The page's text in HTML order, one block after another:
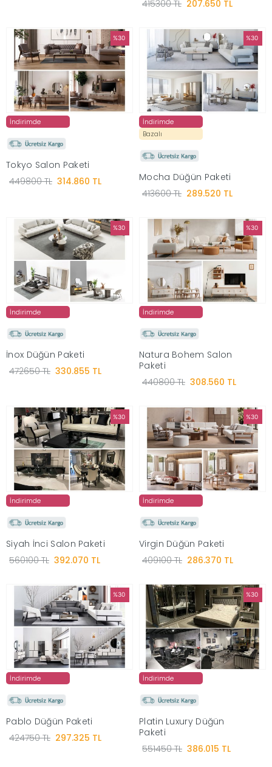
415300 TL 207.650 TL
%30
İndirimde
Tokyo Salon Paketi
449800 TL 314.860 TL
%30
İndirimde
Bazalı
Mocha Düğün Paketi
413600 TL 289.520 TL
%30
İndirimde
İnox Düğün Paketi
472650 TL 330.855 TL
%30
İndirimde
Natura Bohem Salon
Paketi
440800 TL 308.560 TL
%30
İndirimde
Siyah İnci Salon Paketi
560100 TL 392.070 TL
%30
İndirimde
Virgin Düğün Paketi
409100 TL 286.370 TL
%30
İndirimde
Pablo Düğün Paketi
424750 TL 297.325 TL
%30
İndirimde
Platin Luxury Düğün
Paketi
551450 TL 386.015 TL